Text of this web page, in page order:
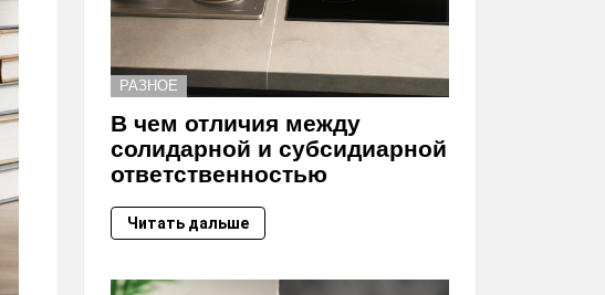
РАЗНОЕ
В чем отличия между
солидарной и субсидиарной
ответственностью
Читать дальше